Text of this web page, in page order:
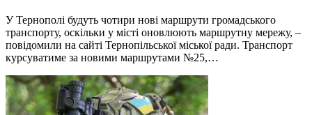
У Тернополі будуть чотири нові маршрути громадського
транспорту, оскільки у місті оновлюють маршрутну мережу, –
повідомили на сайті Тернопільської міської ради. Транспорт
курсуватиме за новими маршрутами №25,…